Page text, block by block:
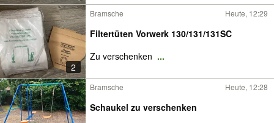
2
Bramsche Heute, 12:29
Filtertüten Vorwerk 130/131/131SC
Zu verschenken ...
Bramsche Heute, 12:28
Schaukel zu verschenken